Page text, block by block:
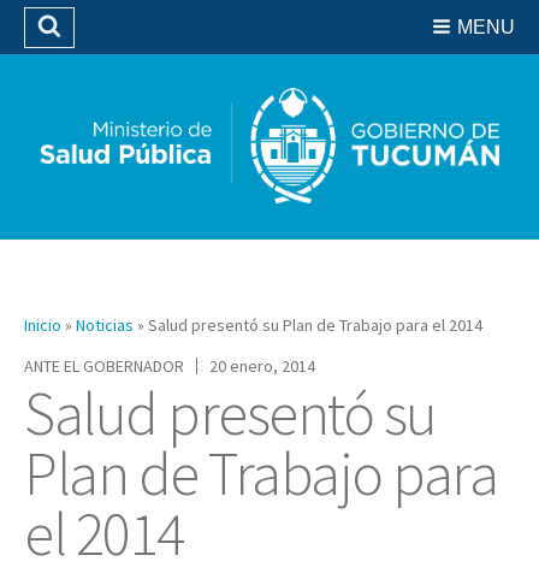
Biblioteca
MENU
Buscar
Inicio » Noticias » Salud presentó su Plan de Trabajo para el 2014
ANTE EL GOBERNADOR
20 enero, 2014
Salud presentó su
Plan de Trabajo para
el 2014